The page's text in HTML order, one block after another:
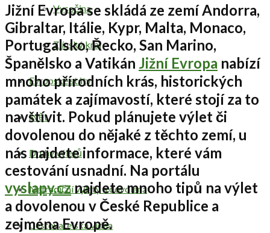
Vysočina
Zlínský kraj
Evropské státy
Svět
Druhy výletů
Netradiční výlety a dovolená
Cestovatelská videa
Jižní Evropase skládá ze zemíAndorra,
Gibraltar, Itálie, Kypr, Malta, Monaco,
Portugalsko, Řecko, San Marino,
Španělsko a Vatikán Jižní Evropa nabízí
mnoho přírodních krás, historických
památek a zajímavostí, které stojí za to
navštívit. Pokud plánujete výlet či
dovolenou do nějaké z těchto zemí, u
nás najdete informace, které vám
cestováníusnadní. Na portálu
vyslapy.cznajdete mnoho tipů na výlet
a dovolenou v České Republice a
zejména Evropě.